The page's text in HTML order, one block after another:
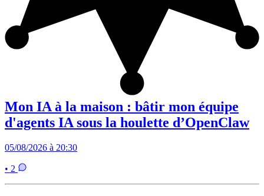
Mon IA à la maison : bâtir mon équipe
d'agents IA sous la houlette d’OpenClaw
05/08/2026 à 20:30
• 2